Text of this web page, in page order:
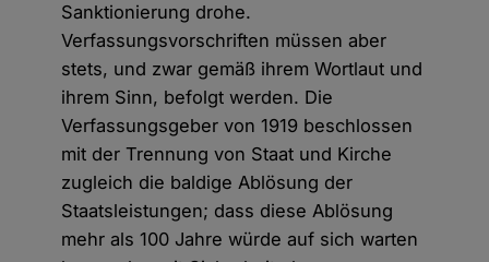
Sanktionierung drohe.
Verfassungsvorschriften müssen aber
stets, und zwar gemäß ihrem Wortlaut und
ihrem Sinn, befolgt werden. Die
Verfassungsgeber von 1919 beschlossen
mit der Trennung von Staat und Kirche
zugleich die baldige Ablösung der
Staatsleistungen; dass diese Ablösung
mehr als 100 Jahre würde auf sich warten